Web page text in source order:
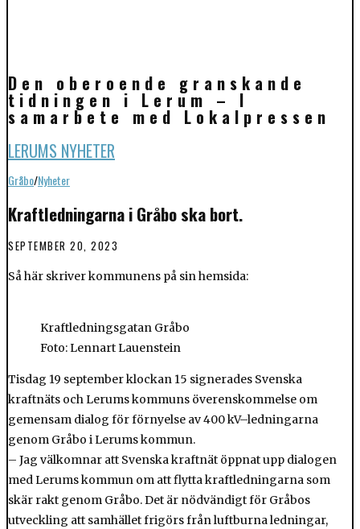
Den oberoende granskande
tidningen i Lerum – I
samarbete med Lokalpressen
LERUMS NYHETER
Gråbo/Nyheter
Kraftledningarna i Gråbo ska bort.
SEPTEMBER 20, 2023
Så här skriver kommunens på sin hemsida:
Kraftledningsgatan Gråbo
Foto: Lennart Lauenstein
Tisdag 19 september klockan 15 signerades Svenska
kraftnäts och Lerums kommuns överenskommelse om
gemensam dialog för förnyelse av 400 kV–ledningarna
genom Gråbo i Lerums kommun.
– Jag välkomnar att Svenska kraftnät öppnat upp dialogen
med Lerums kommun om att flytta kraftledningarna som
skär rakt genom Gråbo. Det är nödvändigt för Gråbos
utveckling att samhället frigörs från luftburna ledningar,